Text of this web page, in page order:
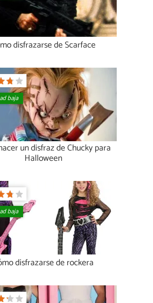
disfrazarse de Scarface
baja
un disfraz de Chucky para
Halloween
baja
disfrazarse de rockera